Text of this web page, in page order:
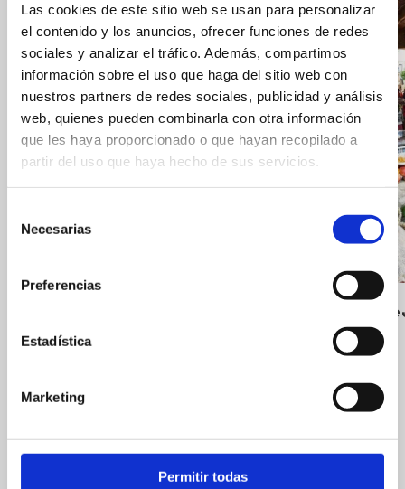
Las cookies de este sitio web se usan para personalizar
el contenido y los anuncios, ofrecer funciones de redes
sociales y analizar el tráfico. Además, compartimos
información sobre el uso que haga del sitio web con
nuestros partners de redes sociales, publicidad y análisis
web, quienes pueden combinarla con otra información
que les haya proporcionado o que hayan recopilado a
partir del uso que haya hecho de sus servicios.
Necesarias
Preferencias
Estadística
Marketing
Permitir todas
Castell i Centre Històric
Riurau